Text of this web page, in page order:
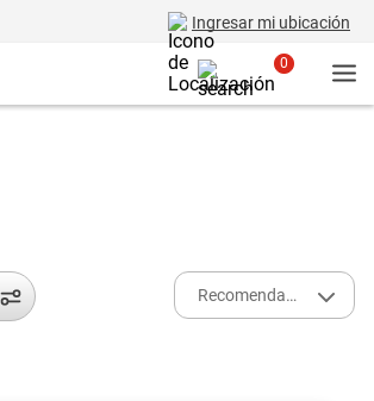
Ingresar mi ubicación
0
Recomendados